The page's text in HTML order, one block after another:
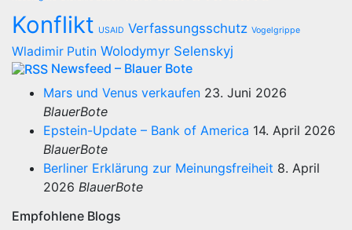
Konflikt USAID Verfassungsschutz Vogelgrippe
Wladimir Putin Wolodymyr Selenskyj
Newsfeed – Blauer Bote
Mars und Venus verkaufen 23. Juni 2026
BlauerBote
Epstein-Update – Bank of America 14. April 2026
BlauerBote
Berliner Erklärung zur Meinungsfreiheit 8. April
2026 BlauerBote
Empfohlene Blogs